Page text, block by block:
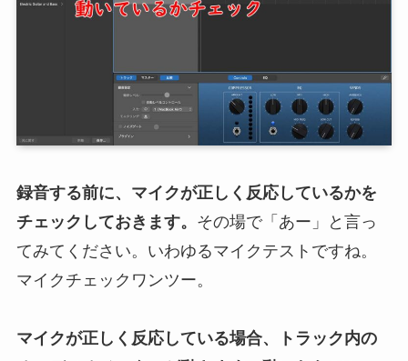
録音する前に、マイクが正しく反応しているかを
チェックしておきます。 その場で「あー」と言っ
てみてください。いわゆるマイクテストですね。
マイクチェックワンツー。
マイクが正しく反応している場合、トラック内の